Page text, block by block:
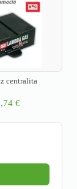
centralita
€